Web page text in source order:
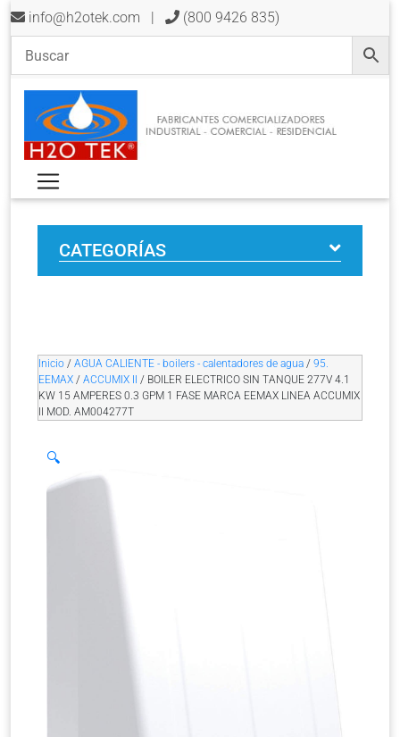
info@h2otek.com | (800 9426 835)
CATEGORÍAS
Inicio / AGUA CALIENTE - boilers - calentadores de agua / 95.
EEMAX / ACCUMIX II / BOILER ELECTRICO SIN TANQUE 277V 4.1
KW 15 AMPERES 0.3 GPM 1 FASE MARCA EEMAX LINEA ACCUMIX
II MOD. AM004277T
🔍